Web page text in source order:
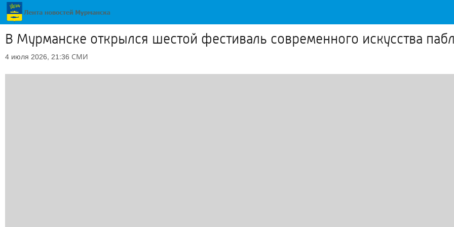
В Мурманске открылся шестой фестиваль современного искусства
4 июля 2026, 21:36 СМИ